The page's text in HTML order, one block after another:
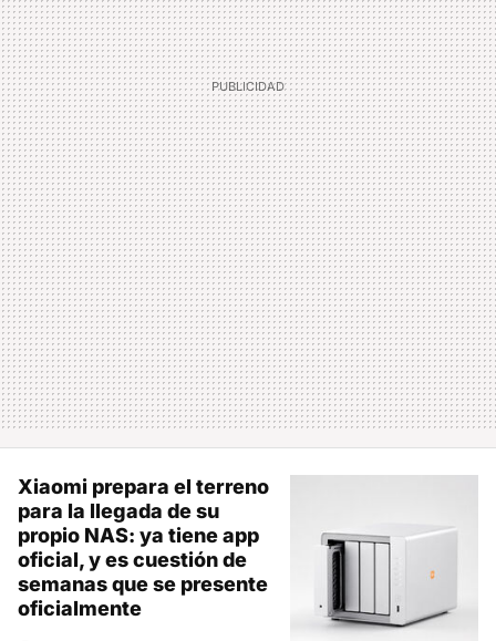
Xiaomi prepara el terreno
para la llegada de su
propio NAS: ya tiene app
oficial, y es cuestión de
semanas que se presente
oficialmente